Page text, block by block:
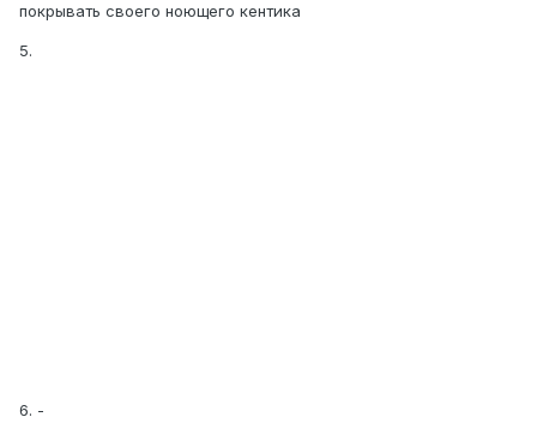
покрывать своего ноющего кентика
5.
6. -